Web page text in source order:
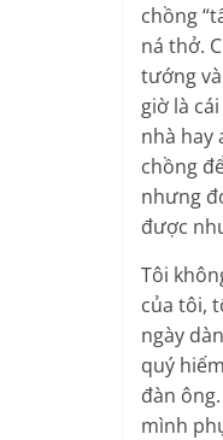
chồng
ná thở.
tướng
giờ là
nhà hay
chồng
nhưng
được
Tôi
của tôi,
ngày
quý
đàn
mình